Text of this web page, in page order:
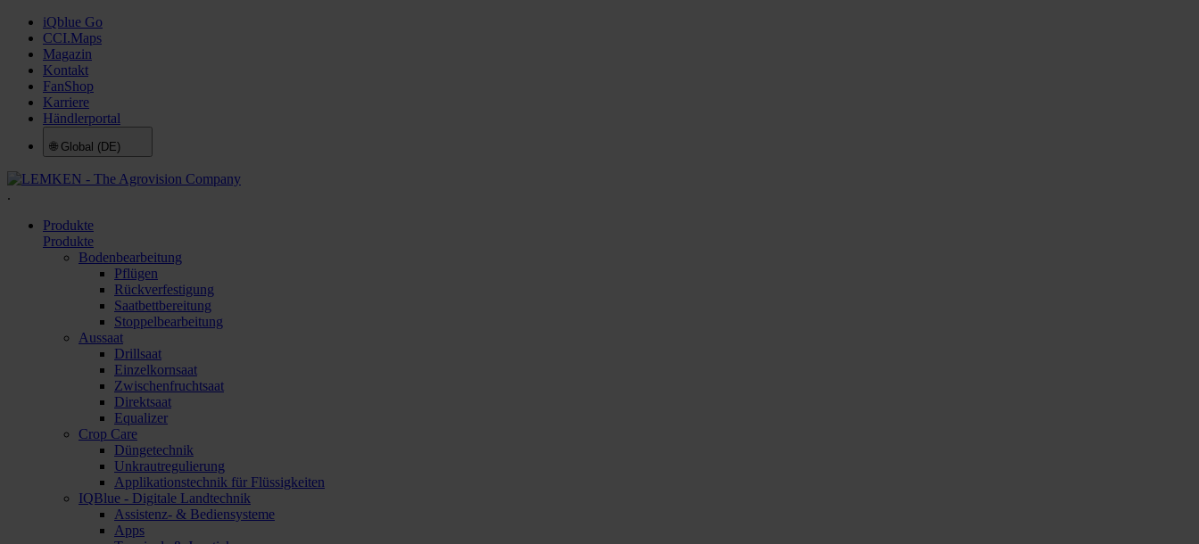
iQblue Go
CCI.Maps
Magazin
Kontakt
FanShop
Karriere
Händlerportal
🌐 Global (DE)
.
Produkte
Produkte
Bodenbearbeitung
Pflügen
Rückverfestigung
Saatbettbereitung
Stoppelbearbeitung
Aussaat
Drillsaat
Einzelkornsaat
Zwischenfruchtsaat
Direktsaat
Equalizer
Crop Care
Düngetechnik
Unkrautregulierung
Applikationstechnik für Flüssigkeiten
IQBlue - Digitale Landtechnik
Assistenz- & Bediensysteme
Apps